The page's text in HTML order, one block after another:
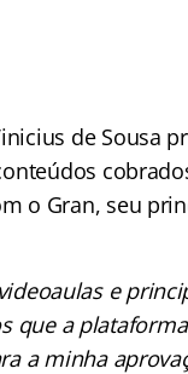
de Sousa
o Gran, seu
e
que a
a minha